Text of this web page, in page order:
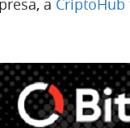
a CriptoHub